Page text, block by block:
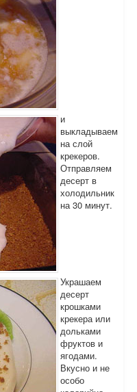
и
выкладываем
на слой
крекеров.
Отправляем
десерт в
холодильник
на 30 минут.
Украшаем
десерт
крошками
крекера или
дольками
фруктов и
ягодами.
Вкусно и не
особо